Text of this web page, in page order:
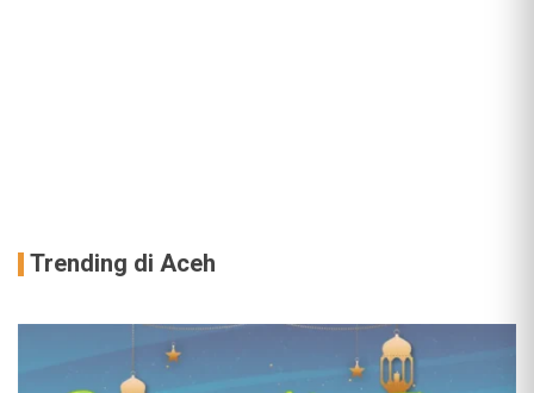
Trending di Aceh